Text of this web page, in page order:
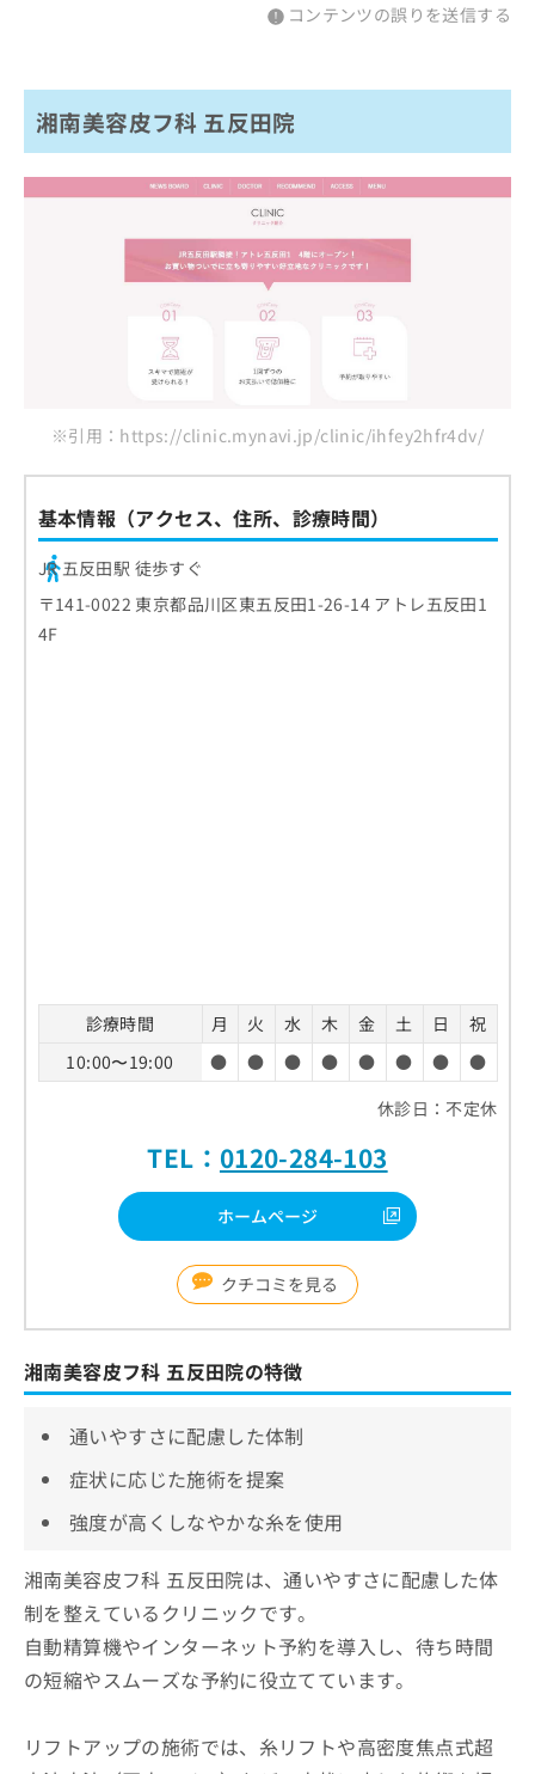
コンテンツの誤りを送信する
湘南美容皮フ科 五反田院
※引用：https://clinic.mynavi.jp/clinic/ihfey2hfr4dv/
基本情報（アクセス、住所、診療時間）
JR 五反田駅 徒歩すぐ
〒141-0022 東京都品川区東五反田1-26-14 アトレ五反田1
4F
診療時間 月 火 水 木 金 土 日
祝
10:00〜19:00
● ● ● ● ● ● ●
●
休診日：不定休
TEL： 0120-284-103
ホームページ
クチコミを見る
湘南美容皮フ科 五反田院の特徴
通いやすさに配慮した体制
症状に応じた施術を提案
強度が高くしなやかな糸を使用
湘南美容皮フ科 五反田院は、通いやすさに配慮した体
制を整えているクリニックです。
自動精算機やインターネット予約を導入し、待ち時間
の短縮やスムーズな予約に役立てています。
リフトアップの施術では、糸リフトや高密度焦点式超